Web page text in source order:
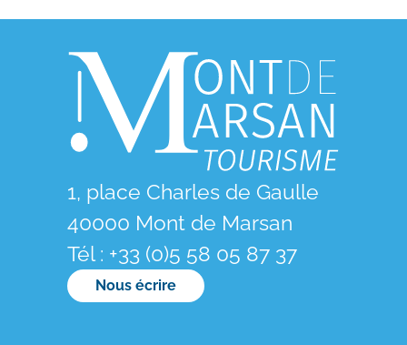
1, place Charles de Gaulle
40000 Mont de Marsan
Tél : +33 (0)5 58 05 87 37
Nous écrire